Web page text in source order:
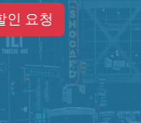
인 요청